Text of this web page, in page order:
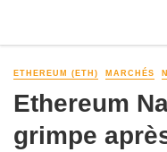
ETHEREUM (ETH) MARCHÉS
Ethereum
grimpe